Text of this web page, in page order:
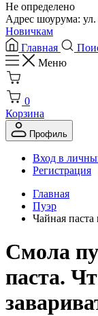
Не определено
Адрес шоурума: ул.
Новичкам
Главная
Меню
0
Корзина
Профиль
Вход в
Регистрация
Главная
Пуэр
Чайная
Смола
паста.